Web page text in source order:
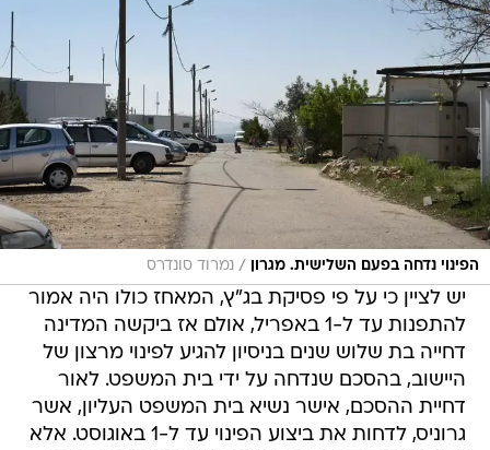
הפינוי נדחה בפעם השלישית. מגרון / נמרוד סונדרס
יש לציין כי על פי פסיקת בג"ץ, המאחז כולו היה אמור
להתפנות עד ל-1 באפריל, אולם אז ביקשה המדינה
דחייה בת שלוש שנים בניסיון להגיע לפינוי מרצון של
היישוב, בהסכם שנדחה על ידי בית המשפט. לאור
דחיית ההסכם, אישר נשיא בית המשפט העליון, אשר
גרוניס, לדחות את ביצוע הפינוי עד ל-1 באוגוסט. אלא